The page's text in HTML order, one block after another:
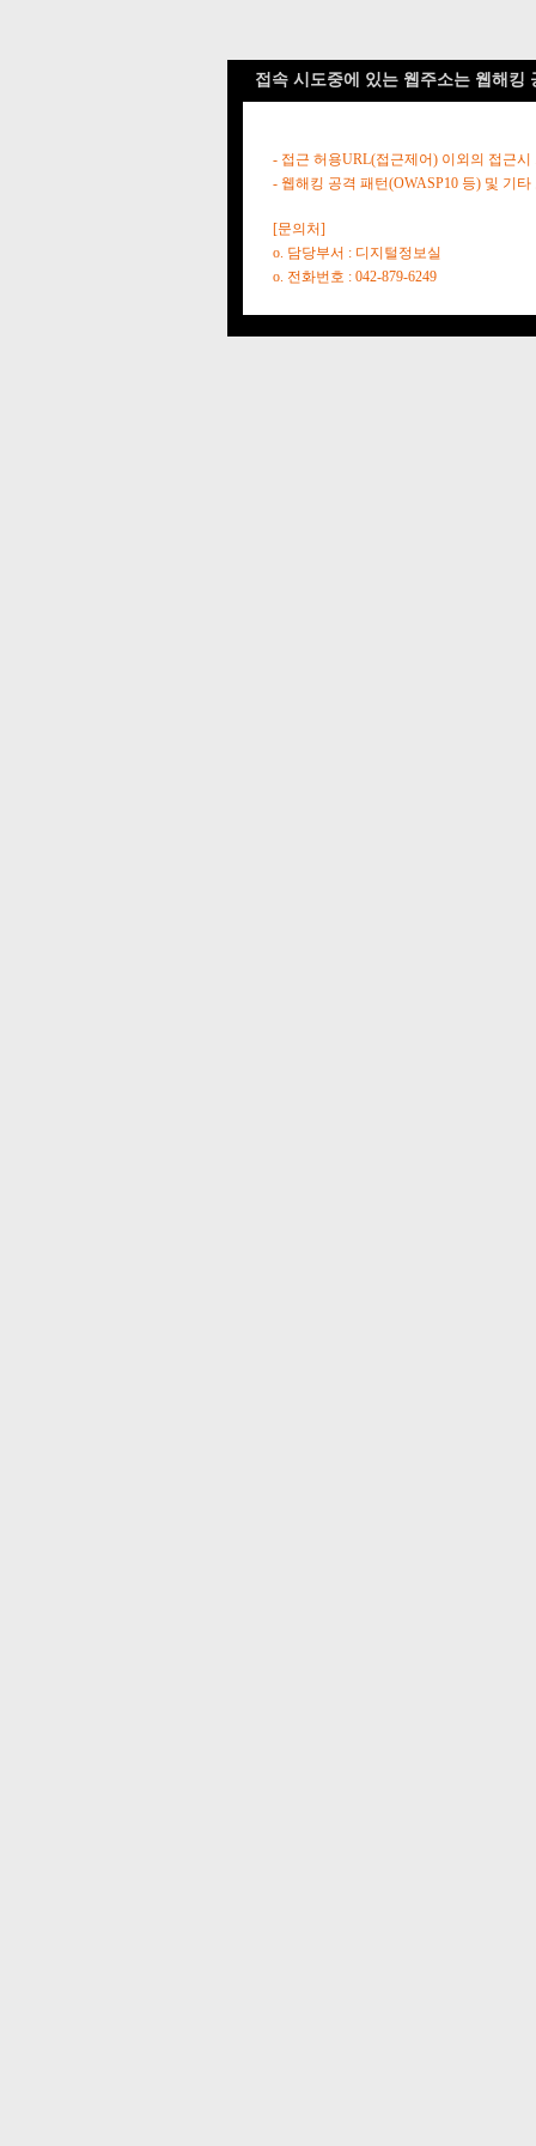
접속 시도중에 있는 웹주소는 웹해킹
- 접근 허용URL(접근제어) 이외의 접근시
- 웹해킹 공격 패턴(OWASP10 등) 및 기
[문의처]
o. 담당부서 : 디지털정보실
o. 전화번호 : 042-879-6249